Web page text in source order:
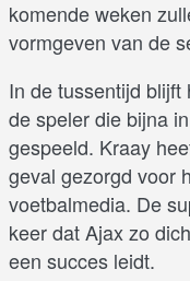
komende weken
vormgeven van de
In de tussentijd
de speler die bijna
gespeeld. Kraay
geval gezorgd voor
voetbalmedia. De
keer dat Ajax zo
een succes leidt.